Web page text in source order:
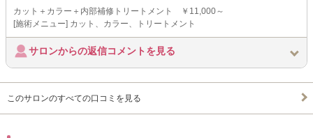
カット＋カラー＋内部補修トリートメント ￥11,000～
[施術メニュー] カット、カラー、トリートメント
サロンからの返信コメントを見る
このサロンのすべての口コミを見る